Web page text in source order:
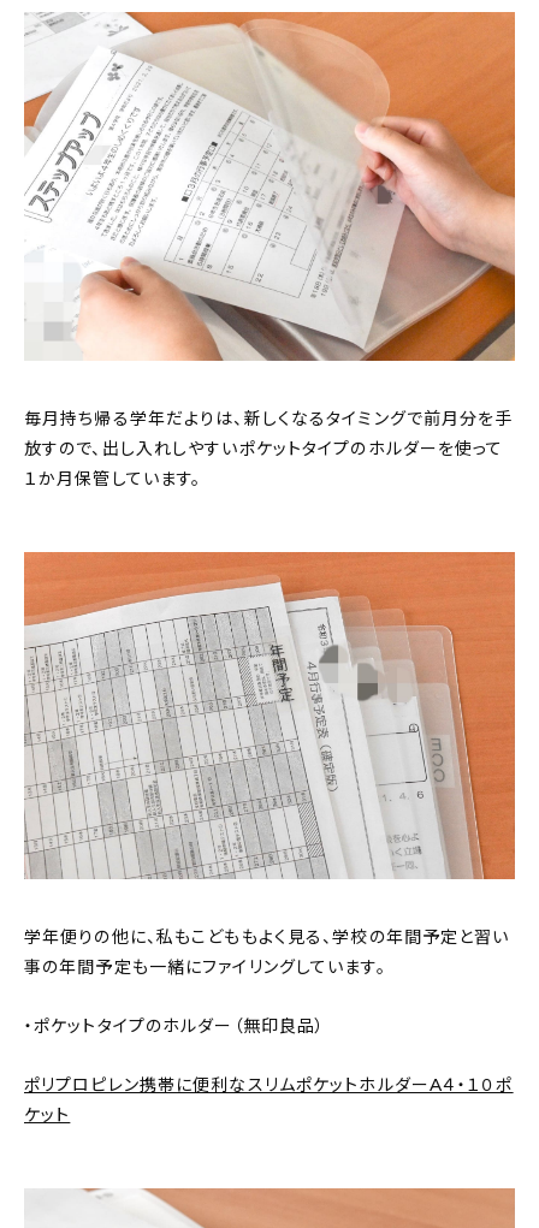
毎月持ち帰る学年だよりは、新しくなるタイミングで前月分を手
放すので、出し入れしやすいポケットタイプのホルダーを使って
１か月保管しています。
学年便りの他に、私もこどももよく見る、学校の年間予定と習い
事の年間予定も一緒にファイリングしています。
・ポケットタイプのホルダー（無印良品）
ポリプロピレン携帯に便利なスリムポケットホルダーA４・１０ポ
ケット